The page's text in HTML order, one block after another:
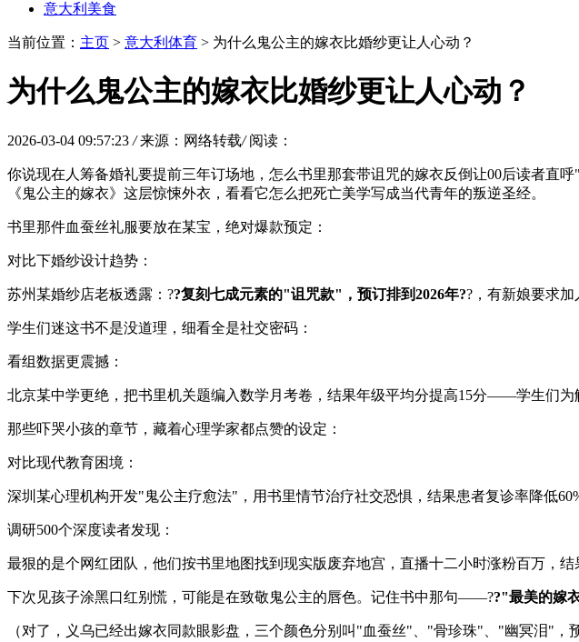
意大利美食
当前位置： 主页 > 意大利体育 > 为什么鬼公主的嫁衣比婚纱更让人心动？
为什么鬼公主的嫁衣比婚纱更让人心动？
2026-03-04 09:57:23 / 来源：网络转载/ 阅读：
你说现在人筹备婚礼要提前三年订场地，怎么书里那套带诅咒的嫁衣反倒让00后读者直
《鬼公主的嫁衣》这层惊悚外衣，看看它怎么把死亡美学写成当代青年的叛逆圣经。
书里那件血蚕丝礼服要放在某宝，绝对爆款预定：
对比下婚纱设计趋势：
苏州某婚纱店老板透露：??复刻七成元素的"诅咒款"，预订排到2026年??，有新娘要求
学生们迷这书不是没道理，细看全是社交密码：
看组数据更震撼：
北京某中学更绝，把书里机关题编入数学月考卷，结果年级平均分提高15分——学生们为
那些吓哭小孩的章节，藏着心理学家都点赞的设定：
对比现代教育困境：
深圳某心理机构开发"鬼公主疗愈法"，用书里情节治疗社交恐惧，结果患者复诊率降低
调研500个深度读者发现：
最狠的是个网红团队，他们按书里地图找到现实版废弃地宫，直播十二小时涨粉百万，
下次见孩子涂黑口红别慌，可能是在致敬鬼公主的唇色。记住书中那句——??"最美的嫁
（对了，义乌已经出嫁衣同款眼影盘，三个颜色分别叫"血蚕丝"、"骨珍珠"、"幽冥泪"，